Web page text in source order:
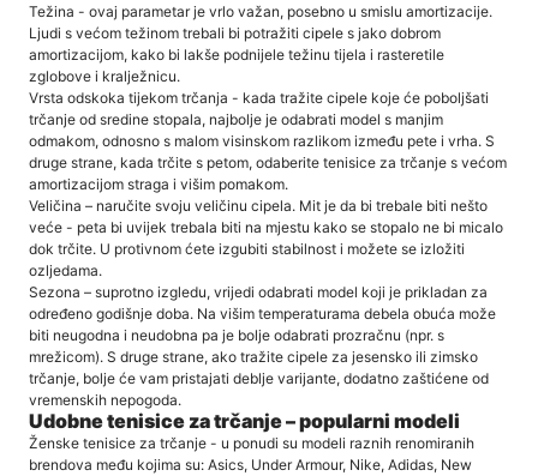
Težina - ovaj parametar je vrlo važan, posebno u smislu amortizacije.
Ljudi s većom težinom trebali bi potražiti cipele s jako dobrom
amortizacijom, kako bi lakše podnijele težinu tijela i rasteretile
zglobove i kralježnicu.
Vrsta odskoka tijekom trčanja - kada tražite cipele koje će poboljšati
trčanje od sredine stopala, najbolje je odabrati model s manjim
odmakom, odnosno s malom visinskom razlikom između pete i vrha. S
druge strane, kada trčite s petom, odaberite tenisice za trčanje s većom
amortizacijom straga i višim pomakom.
Veličina – naručite svoju veličinu cipela. Mit je da bi trebale biti nešto
veće - peta bi uvijek trebala biti na mjestu kako se stopalo ne bi micalo
dok trčite. U protivnom ćete izgubiti stabilnost i možete se izložiti
ozljedama.
Sezona – suprotno izgledu, vrijedi odabrati model koji je prikladan za
određeno godišnje doba. Na višim temperaturama debela obuća može
biti neugodna i neudobna pa je bolje odabrati prozračnu (npr. s
mrežicom). S druge strane, ako tražite cipele za jesensko ili zimsko
trčanje, bolje će vam pristajati deblje varijante, dodatno zaštićene od
vremenskih nepogoda.
Udobne tenisice za trčanje – popularni modeli
Ženske tenisice za trčanje - u ponudi su modeli raznih renomiranih
brendova među kojima su: Asics, Under Armour, Nike, Adidas, New